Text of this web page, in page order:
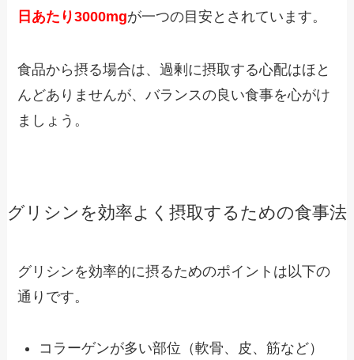
日あたり3000mgが一つの目安とされています。
食品から摂る場合は、過剰に摂取する心配はほと
んどありませんが、バランスの良い食事を心がけ
ましょう。
グリシンを効率よく摂取するための食事法
グリシンを効率的に摂るためのポイントは以下の
通りです。
コラーゲンが多い部位（軟骨、皮、筋など）